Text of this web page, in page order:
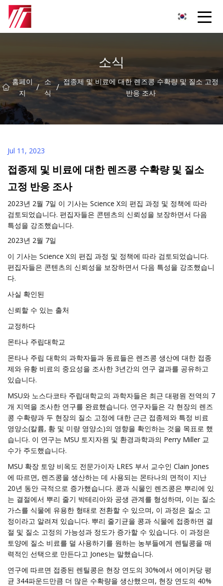
소식
홈페이
지
/ 소
식
/ 접종제 및 비료에 대한 렌즈콩 수확량 및 질소 고정
반응 조사
Jul 11, 2023
접종제 및 비료에 대한 렌즈콩 수확량 및 질소
고정 반응 조사
2023년 2월 7일 이 기사는 Science X의 편집 과정 및 정책에 따라
검토되었습니다. 편집자들은 콘텐츠의 신뢰성을 보장하면서 다음
특성을 강조했습니다.
2023년 2월 7일
이 기사는 Science X의 편집 과정 및 정책에 따라 검토되었습니다.
편집자들은 콘텐츠의 신뢰성을 보장하면서 다음 특성을 강조했습니
다.
사실 확인된
신뢰할 수 있는 출처
교정하다
몬타나 주립대학교
몬타나 주립 대학의 과학자들과 동료들은 렌즈콩 생산에 대한 접종
제와 유황 비료의 중요성을 조사한 3년간의 연구 결과를 공유하고
있습니다.
MSU와 노스다코타 주립대학교의 과학자들은 최근 대평원 전역의 7
개 지역을 조사한 연구를 완료했습니다. 연구자들은 각 현장의 렌즈
콩 수확량과 두 현장의 질소 고정에 대한 근근 접종제와 특정 비료
영양소(칼륨, 황 및 미량 영양소)의 영향을 확인하는 것을 목표로 했
습니다. 이 연구는 MSU 토지자원 및 환경과학과의 Perry Miller 교
수가 주도했습니다.
MSU 확장 토양 비옥도 전문가이자 LRES 부서 교수인 Clain Jones
에 따르면, 렌즈콩을 생산하는 데 사용되는 몬타나의 면적이 지난
20년 동안 극적으로 증가했습니다. 콩과 식물인 렌즈콩은 뿌리에 있
는 결절에서 뿌리 줄기 박테리아와 공생 관계를 형성하며, 이는 질소
가스를 식물에 유용한 형태로 전환할 수 있으며, 이 과정은 질소 고
정이라고 알려져 있습니다. 뿌리 줄기균을 콩과 식물에 접종하면 결
절 및 질소 고정의 가능성과 정도가 증가할 수 있습니다. 이 과정은
토양에 질소 비료를 덜 사용하기를 원하는 농부들에게 렌틸콩을 매
력적인 선택으로 만든다고 Jones는 말했습니다.
연구에 따르면 접종된 렌틸콩은 현장 연도의 30%에서 에이커당 평
균 344파운드만큼 더 많은 수확량을 생산했으며, 현장 연도의 40%